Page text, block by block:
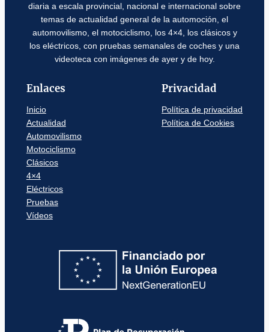
diaria a escala provincial, nacional e internacional sobre
temas de actualidad general de la automoción, el
automovilismo, el motociclismo, los 4×4, los clásicos y
los eléctricos, con pruebas semanales de coches y una
videoteca con imágenes de ayer y de hoy.
Enlaces
Inicio
Actualidad
Automovilismo
Motociclismo
Clásicos
4×4
Eléctricos
Pruebas
Vídeos
Privacidad
Política de privacidad
Política de Cookies